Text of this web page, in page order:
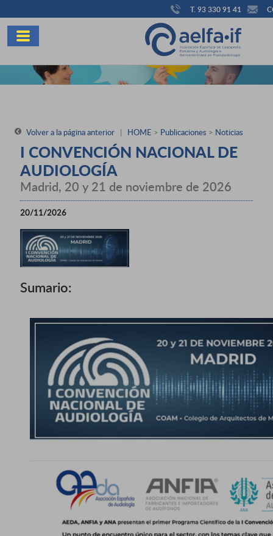
T. 93 330 91 41
Volver a la página anterior | HOME > Publicaciones > Noticias
I CONVENCIÓN NACIONAL DE
AUDIOLOGÍA
Madrid, 20 y 21 de noviembre de 2026
20/11/2026
Sumario: